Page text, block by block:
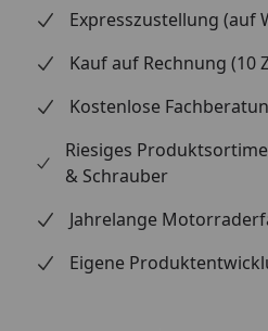
Expresszustellung (auf
Kauf auf Rechnung (10
Kostenlose
Riesiges
& Schrauber
Jahrelange
Eigene